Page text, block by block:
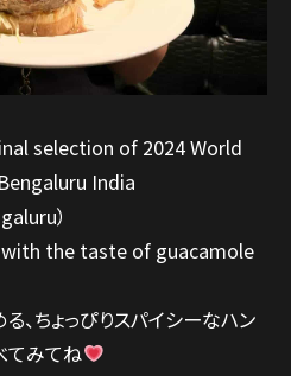
selection of 2024 World
India
）
the taste of guacamole
、ちょっぴりスパイシーなハン
てみてね